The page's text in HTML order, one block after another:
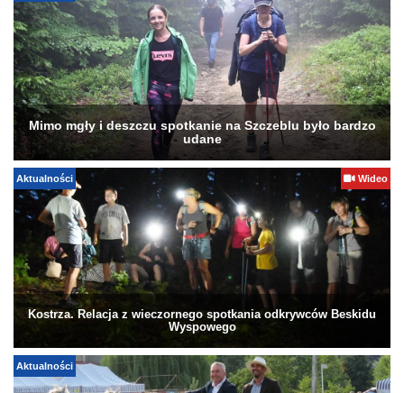
Mimo mgły i deszczu spotkanie na Szczeblu było bardzo
udane
Aktualności Wideo
Kostrza. Relacja z wieczornego spotkania odkrywców Beskidu
Wyspowego
Aktualności